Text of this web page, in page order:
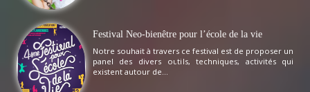
Festival Neo-bienêtre pour l’école de la vie
Notre souhait à travers ce festival est de proposer un
panel des divers outils, techniques, activités qui
existent autour de...